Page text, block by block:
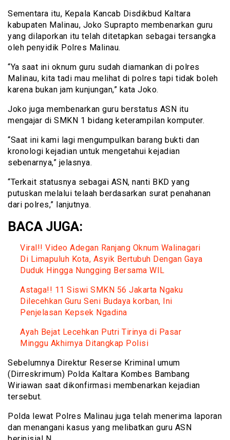
Sementara itu, Kepala Kancab Disdikbud Kaltara
kabupaten Malinau, Joko Suprapto membenarkan guru
yang dilaporkan itu telah ditetapkan sebagai tersangka
oleh penyidik Polres Malinau.
“Ya saat ini oknum guru sudah diamankan di polres
Malinau, kita tadi mau melihat di polres tapi tidak boleh
karena bukan jam kunjungan,” kata Joko.
Joko juga membenarkan guru berstatus ASN itu
mengajar di SMKN 1 bidang keterampilan komputer.
“Saat ini kami lagi mengumpulkan barang bukti dan
kronologi kejadian untuk mengetahui kejadian
sebenarnya,” jelasnya.
“Terkait statusnya sebagai ASN, nanti BKD yang
putuskan melalui telaah berdasarkan surat penahanan
dari polres,” lanjutnya.
BACA JUGA:
Viral!! Video Adegan Ranjang Oknum Walinagari
Di Limapuluh Kota, Asyik Bertubuh Dengan Gaya
Duduk Hingga Nungging Bersama WIL
Astaga!! 11 Siswi SMKN 56 Jakarta Ngaku
Dilecehkan Guru Seni Budaya korban, Ini
Penjelasan Kepsek Ngadina
Ayah Bejat Lecehkan Putri Tirinya di Pasar
Minggu Akhirnya Ditangkap Polisi
Sebelumnya Direktur Reserse Kriminal umum
(Dirreskrimum) Polda Kaltara Kombes Bambang
Wiriawan saat dikonfirmasi membenarkan kejadian
tersebut.
Polda lewat Polres Malinau juga telah menerima laporan
dan menangani kasus yang melibatkan guru ASN